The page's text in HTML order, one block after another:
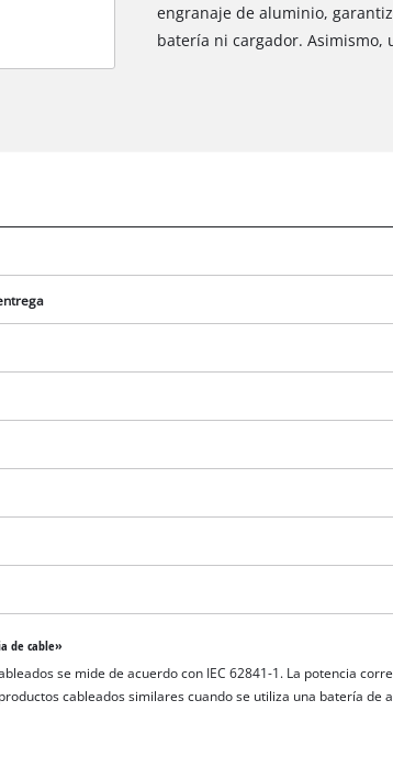
cargar el servicio Google Maps!
Management Platform
engranaje de aluminio,
batería ni cargador. Asimismo,
de cable»
se mide de acuerdo con IEC 62841-1. La potencia
cableados similares cuando se utiliza una batería de